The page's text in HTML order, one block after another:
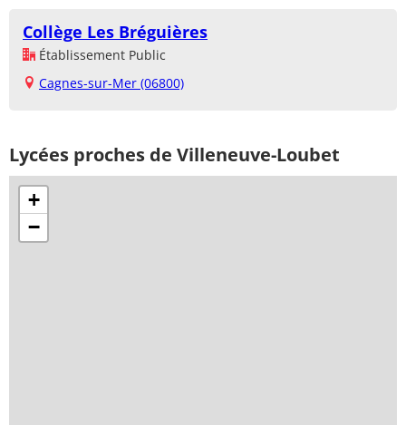
Collège Les Bréguières
Établissement Public
Cagnes-sur-Mer (06800)
Lycées proches de Villeneuve-Loubet
+
−